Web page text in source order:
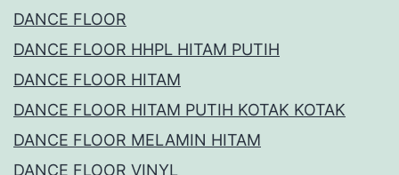
DANCE FLOOR
DANCE FLOOR HHPL HITAM PUTIH
DANCE FLOOR HITAM
DANCE FLOOR HITAM PUTIH KOTAK KOTAK
DANCE FLOOR MELAMIN HITAM
DANCE FLOOR VINYL